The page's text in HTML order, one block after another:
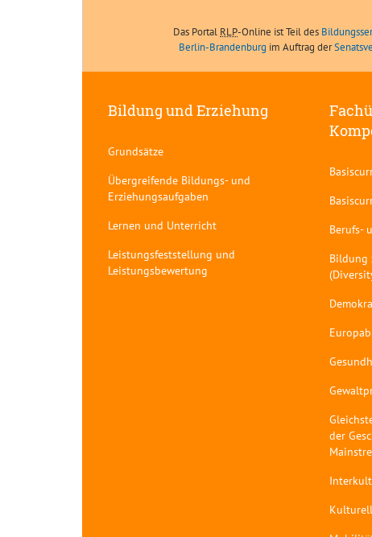
Das Portal RLP-Online ist Teil des
Berlin-Brandenburg im Auftrag der
Bildung und Erziehung
Grundsätze
Übergreifende Bildungs- und
Erziehungsaufgaben
Lernen und Unterricht
Leistungsfeststellung und
Leistungsbewertung
Berufs-
Bildung
der